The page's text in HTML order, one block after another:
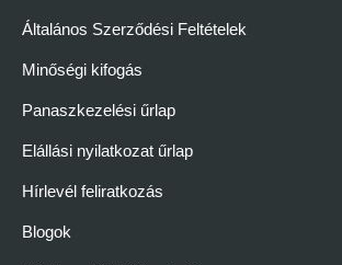
Általános Szerződési Feltételek
Minőségi kifogás
Panaszkezelési űrlap
Elállási nyilatkozat űrlap
Hírlevél feliratkozás
Blogok